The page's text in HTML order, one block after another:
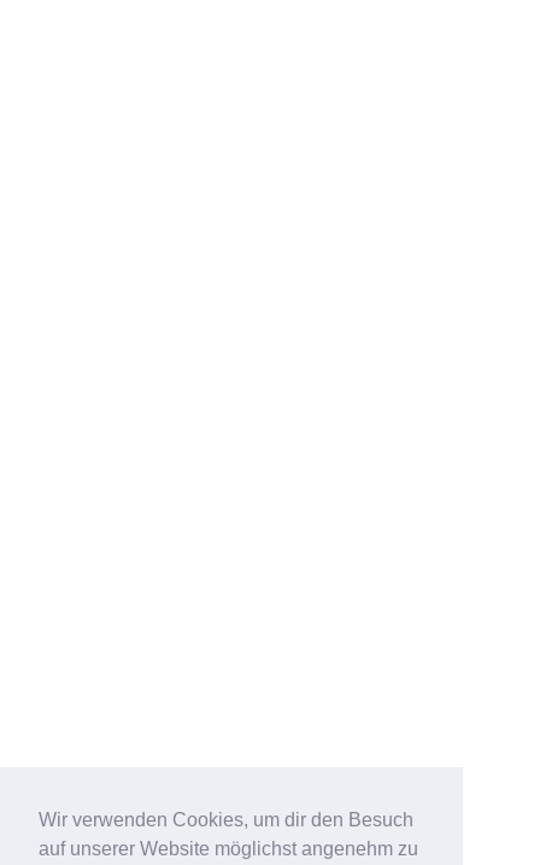
Wir verwenden Cookies, um dir den Besuch
auf unserer Website möglichst angenehm zu